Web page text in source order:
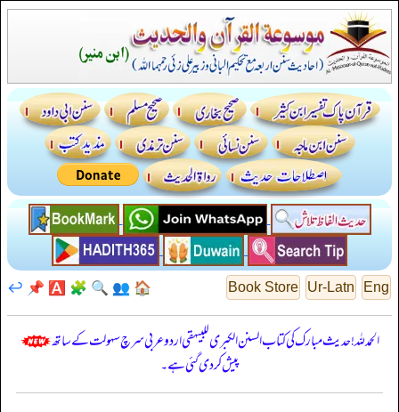
Eng
Ur-Latn
Book Store
🏠
👥
🔍
🧩
🅰️
📌
↩️
الحمدللہ! حدیث مبارک کی کتاب السنن الكبرى للبيهقي اردو عربی سرچ سہولت کے ساتھ
پیش کر دی گئی ہے۔